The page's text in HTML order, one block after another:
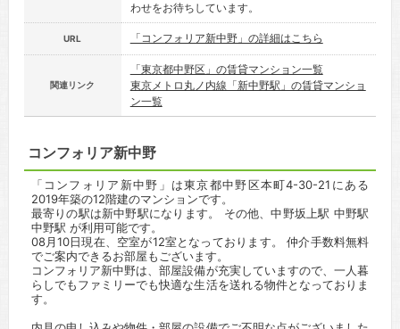
わせをお待ちしています。
URL 「コンフォリア新中野」の詳細はこちら
関連リンク
「東京都中野区」の賃貸マンション一覧
東京メトロ丸ノ内線「新中野駅」の賃貸マンショ
ン一覧
コンフォリア新中野
「コンフォリア新中野」は東京都中野区本町4-30-21にある
2019年築の12階建のマンションです。
最寄りの駅は新中野駅になります。 その他、中野坂上駅 中野駅
中野駅 が利用可能です。
08月10日現在、空室が12室となっております。 仲介手数料無料
でご案内できるお部屋もございます。
コンフォリア新中野は、部屋設備が充実していますので、一人暮
らしでもファミリーでも快適な生活を送れる物件となっておりま
す。